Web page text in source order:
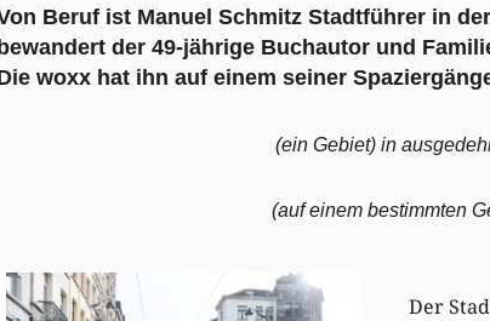
Beruf ist Manuel Schmitz Stadtführer in
der 49-jährige Buchautor und
woxx hat ihn auf einem seiner
(ein Gebiet) in
(auf einem bestimmten
Der